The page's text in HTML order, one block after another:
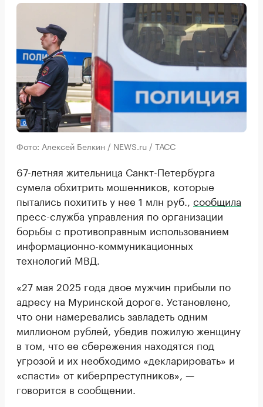
Фото: Алексей Белкин / NEWS.ru / ТАСС
67-летняя жительница Санкт-Петербурга
сумела обхитрить мошенников, которые
пытались похитить у нее 1 млн руб., сообщила
пресс-служба управления по организации
борьбы с противоправным использованием
информационно-коммуникационных
технологий МВД.
«27 мая 2025 года двое мужчин прибыли по
адресу на Муринской дороге. Установлено,
что они намеревались завладеть одним
миллионом рублей, убедив пожилую женщину
в том, что ее сбережения находятся под
угрозой и их необходимо «декларировать» и
«спасти» от киберпреступников», —
говорится в сообщении.